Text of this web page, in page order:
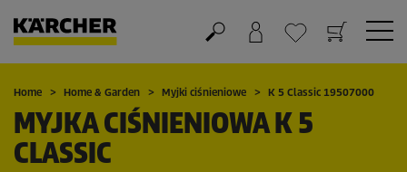
Koszyk
Lista życzeń
Home Home & Garden Myjki ciśnieniowe K 5 Classic 19507000
MYJKA CIŚNIENIOWA K 5
CLASSIC